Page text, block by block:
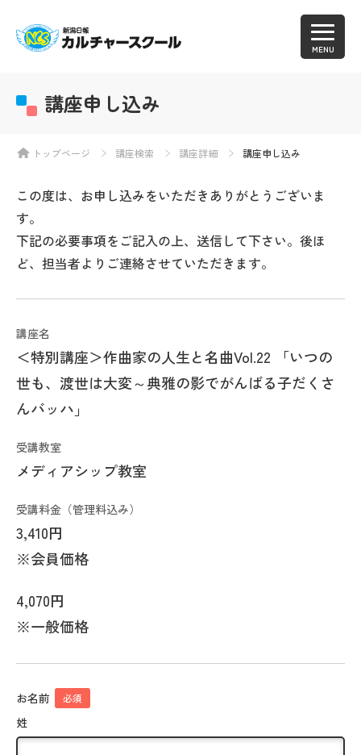
MENU
講座申し込み
トップページ 講座検索 講座詳細 講座申し込み
この度は、お申し込みをいただきありがとうございま
す。
下記の必要事項をご記入の上、送信して下さい。後ほ
ど、担当者よりご連絡させていただきます。
講座名
＜特別講座＞作曲家の人生と名曲Vol.22 「いつの
世も、渡世は大変～典雅の影でがんばる子だくさ
んバッハ」
受講教室
メディアシップ教室
受講料金（管理料込み）
3,410円
※会員価格
4,070円
※一般価格
お名前 必須
姓